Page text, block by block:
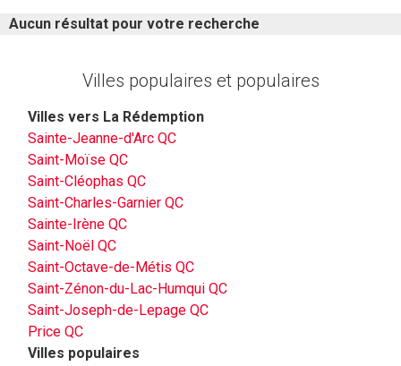
Aucun résultat pour votre recherche
Villes populaires et populaires
Villes vers La Rédemption
Sainte-Jeanne-d'Arc QC
Saint-Moïse QC
Saint-Cléophas QC
Saint-Charles-Garnier QC
Sainte-Irène QC
Saint-Noël QC
Saint-Octave-de-Métis QC
Saint-Zénon-du-Lac-Humqui QC
Saint-Joseph-de-Lepage QC
Price QC
Villes populaires